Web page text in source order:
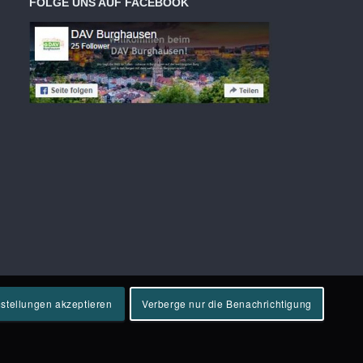
FOLGE UNS AUF FACEBOOK
akzeptieren Verberge nur die Benachrichtigung